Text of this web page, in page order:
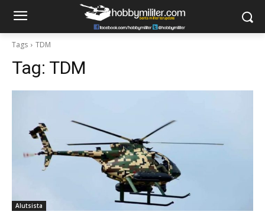
Tags TDM
Tag: TDM
Alutsista